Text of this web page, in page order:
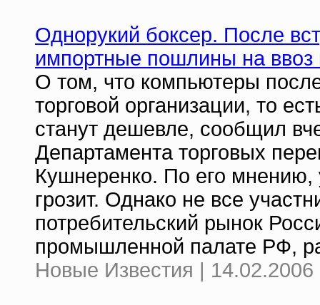
Однорукий боксер. После
импортные пошлины на ввоз
О том, что компьютеры
торговой организации, то
станут дешевле, сообщил
Департамента торговых
Кушнеренко. По его
грозит. Однако не все
потребительский рынок
промышленной палате РФ,
Новые Известия | 14.02.2006